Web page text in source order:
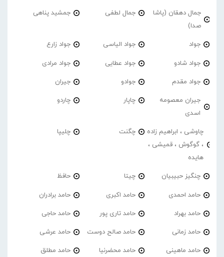
جمال دهقان (پاشا
صدا)
جمال لطفی جمشید پناهی
جواد جواد الیاسی جواد زارع
جواد شادو جواد عطایی جواد مرادی
جواد مقدم جوادو جیران
جیران معصومه
اسدی
چاپار چاردو
چاوشی ، ابراهیم زاده
، گوگوش ، قمیشی ،
هایده
چگنت چلیپا
چنگیز حبیبیان چیتا حافظ
حامد احمدی حامد اکبری حامد برادران
حامد بهراد حامد تاری پور حامد حاجی
حامد زمانی حامد صالح دوست حامد عرشی
حامد ماهینی حامد محضرنیا حامد مطلق